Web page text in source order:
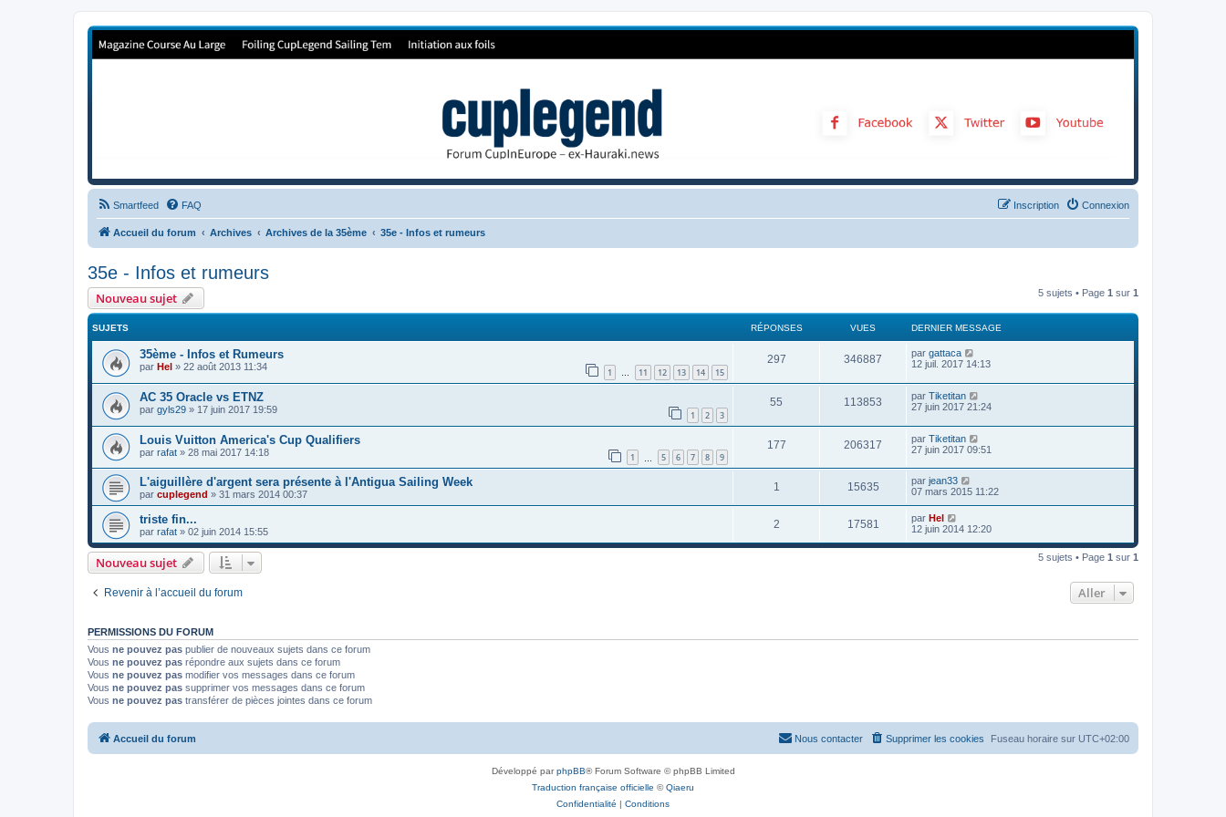
Forum de Cup In Europe
Smartfeed FAQ Connexion
Inscription
Accueil du forum Archives Archives de la 35ème 35e - Infos et rumeurs
35e - Infos et rumeurs
Nouveau sujet 5 sujets • Page 1 sur 1
SUJETS RÉPONSES VUES DERNIER MESSAGE
35ème - Infos et Rumeurs
par Hel » 22 août 2013 11:34 1 … 11 12 13 14 15
297 346887 par gattaca
12 juil. 2017 14:13
AC 35 Oracle vs ETNZ
par gyls29 » 17 juin 2017 19:59 1 2 3
55 113853 par Tiketitan
27 juin 2017 21:24
Louis Vuitton America's Cup Qualifiers
par rafat » 28 mai 2017 14:18 1 5 6 7 8 9
177 206317 par Tiketitan
27 juin 2017 09:51
L'aiguillère d'argent sera présente à l'Antigua Sailing Week
par cuplegend » 31 mars 2014 00:37
1 15635 par jean33
07 mars 2015 11:22
triste fin...
par rafat » 02 juin 2014 15:55
2 17581 par Hel
12 juin 2014 12:20
Nouveau sujet 5 sujets • Page 1 sur 1
Revenir à l’accueil du forum Aller
PERMISSIONS DU FORUM
Vous ne pouvez pas publier de nouveaux sujets dans ce forum
Vous ne pouvez pas répondre aux sujets dans ce forum
Vous ne pouvez pas modifier vos messages dans ce forum
Vous ne pouvez pas supprimer vos messages dans ce forum
Vous ne pouvez pas transférer de pièces jointes dans ce forum
Accueil du forum Fuseau horaire sur UTC+02:00
Supprimer les cookies
Nous contacter
Développé parphpBB® Forum Software © phpBB Limited
Traduction française officielle ©Qiaeru
Confidentialité | Conditions